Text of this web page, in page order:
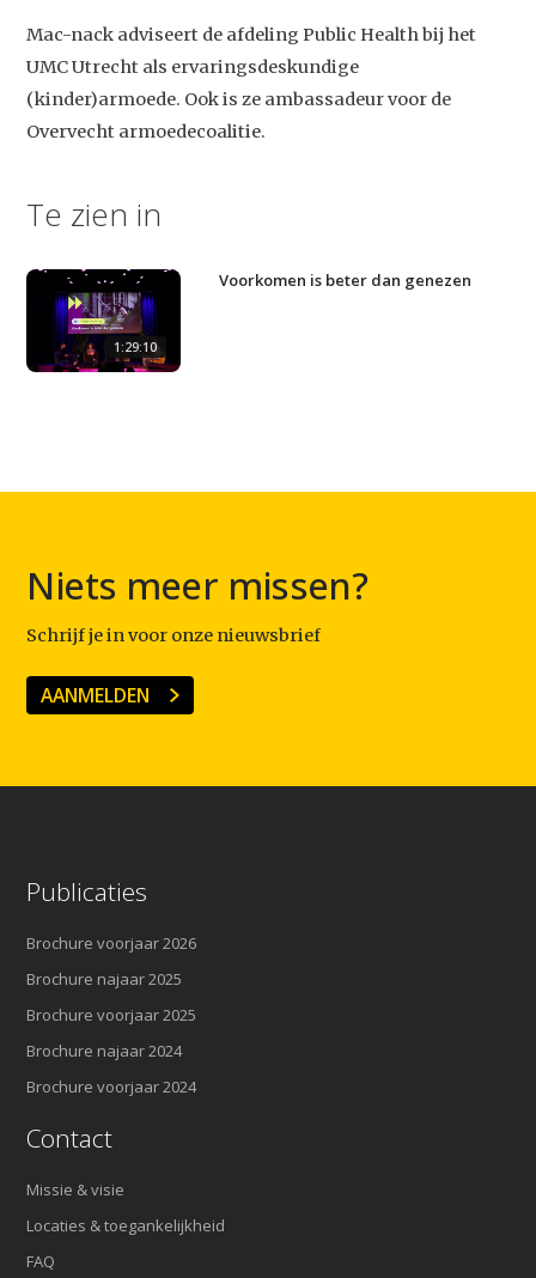
Agenda
Mac-nack adviseert de afdeling Public Health bij het
UMC Utrecht als ervaringsdeskundige
(kinder)armoede. Ook is ze ambassadeur voor de
Overvecht armoedecoalitie.
Te zien in
1:29:10
Voorkomen is beter dan genezen
Niets meer missen?
Schrijf je in voor onze nieuwsbrief
AANMELDEN
Publicaties
Brochure voorjaar 2026
Brochure najaar 2025
Brochure voorjaar 2025
Brochure najaar 2024
Brochure voorjaar 2024
Contact
Missie & visie
Locaties & toegankelijkheid
FAQ